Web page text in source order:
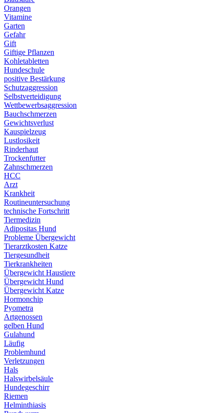
Orangen
Vitamine
Garten
Gefahr
Gift
Giftige Pflanzen
Kohletabletten
Hundeschule
positive Bestärkung
Schutzaggression
Selbstverteidigung
Wettbewerbsaggression
Bauchschmerzen
Gewichtsverlust
Kauspielzeug
Lustlosikeit
Rinderhaut
Trockenfutter
Zahnschmerzen
HCC
Arzt
Krankheit
Routineuntersuchung
technische Fortschritt
Tiermedizin
Adipositas Hund
Probleme Übergewicht
Tierarztkosten Katze
Tiergesundheit
Tierkrankheiten
Übergewicht Haustiere
Übergewicht Hund
Übergewicht Katze
Hormonchip
Pyometra
Artgenossen
gelben Hund
Gulahund
Läufig
Problemhund
Verletzungen
Hals
Halswirbelsäule
Hundegeschirr
Riemen
Helminthiasis